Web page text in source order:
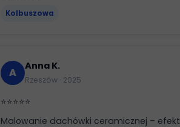
Kolbuszowa
A Anna K.
Rzeszów · 2025
⭐⭐⭐⭐⭐
Malowanie dachówki ceramicznej – efekt